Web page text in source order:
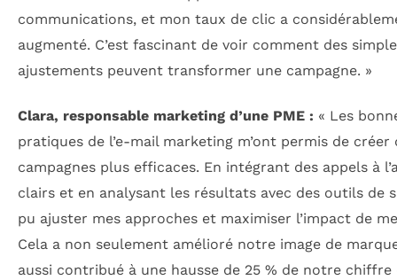
communications, et mon taux de clic a
augmenté. C’est fascinant de voir comment des
ajustements peuvent transformer une campagne. »
Clara, responsable marketing d’une PME : « Les
pratiques de l’e-mail marketing m’ont permis de créer
campagnes plus efficaces. En intégrant des appels à
clairs et en analysant les résultats avec des outils de
pu ajuster mes approches et maximiser l’impact de
Cela a non seulement amélioré notre image de
aussi contribué à une hausse de 25 % de notre chiffre